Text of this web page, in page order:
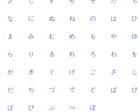
な に ぬ ね の は ひ
ま み む め も や ゆ
ら り る れ ろ わ を
が ぎ ぐ げ ご ざ じ
だ ぢ づ で ど ば び
ぱ ぴ ぷ ぺ ぽ